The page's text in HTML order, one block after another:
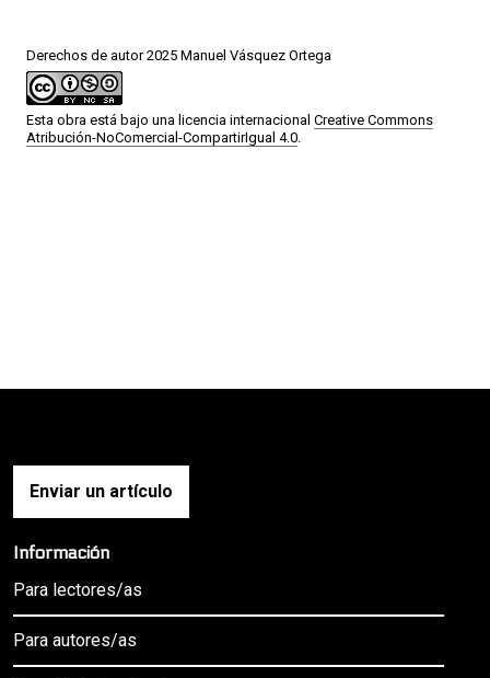
Derechos de autor 2025 Manuel Vásquez Ortega
Esta obra está bajo una licencia internacional Creative Commons
Atribución-NoComercial-CompartirIgual 4.0
Enviar un artículo
Información
Para lectores/as
Para autores/as